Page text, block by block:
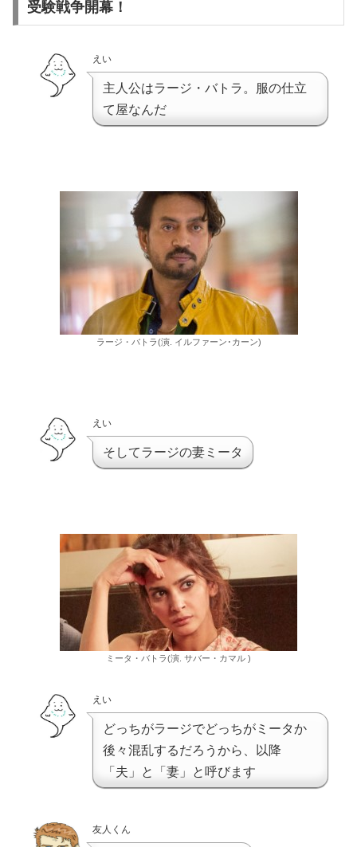
受験戦争開幕！
えい
主人公はラージ・バトラ。服の仕立
て屋なんだ
ラージ・バトラ(演. イルファーン･カーン)
えい
そしてラージの妻ミータ
ミータ・バトラ(演. サバー・カマル )
えい
どっちがラージでどっちがミータか
後々混乱するだろうから、以降
「夫」と「妻」と呼びます
友人くん